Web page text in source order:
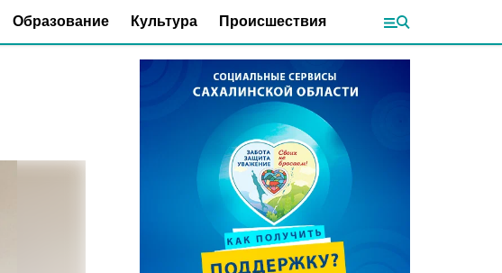
Образование Культура Происшествия